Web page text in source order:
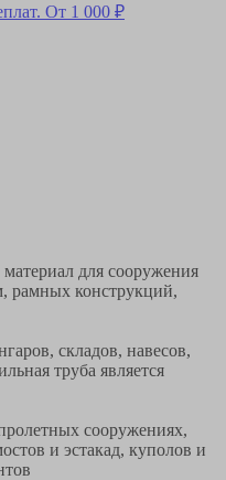
От 1 000 ₽
для сооружения
рамных конструкций,
складов, навесов,
труба является
сооружениях,
и эстакад, куполов и